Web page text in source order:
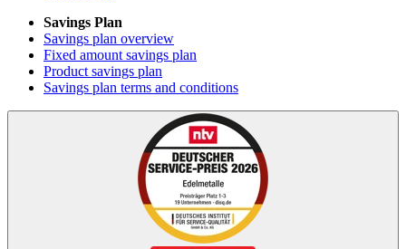
Savings Plan
Savings plan overview
Fixed amount savings plan
Product savings plan
Savings plan terms and conditions